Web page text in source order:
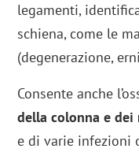
legamenti,
schiena, come le
(degenerazione,
Consente anche
della colonna e dei
e di varie infezioni